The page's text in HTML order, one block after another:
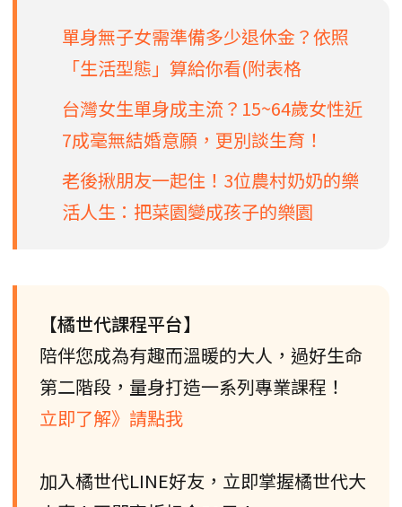
單身無子女需準備多少退休金？依照
「生活型態」算給你看(附表格
台灣女生單身成主流？15~64歲女性近
7成毫無結婚意願，更別談生育！
老後揪朋友一起住！3位農村奶奶的樂
活人生：把菜園變成孩子的樂園
【橘世代課程平台】
陪伴您成為有趣而溫暖的大人，過好生命
第二階段，量身打造一系列專業課程！
立即了解》請點我
加入橘世代LINE好友，立即掌握橘世代大